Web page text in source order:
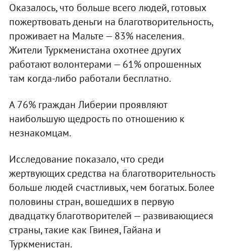
Оказалось, что больше всего людей, готовых
пожертвовать деньги на благотворительность,
проживает на Мальте — 83% населения.
Жители Туркменистана охотнее других
работают волонтерами — 61% опрошенных
там когда-либо работали бесплатно.
А 76% граждан Либерии проявляют
наибольшую щедрость по отношению к
незнакомцам.
Исследование показало, что среди
жертвующих средства на благотворительность
больше людей счастливых, чем богатых. Более
половины стран, вошедших в первую
двадцатку благотворителей — развивающиеся
страны, такие как Гвинея, Гайана и
Туркменистан.